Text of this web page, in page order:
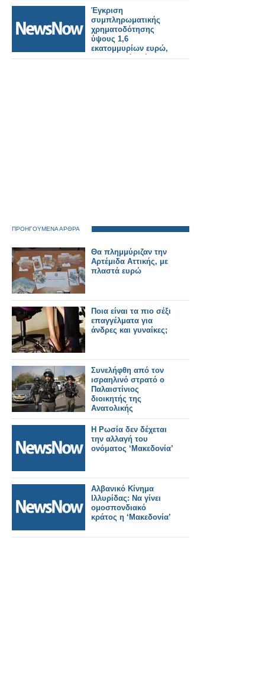
Έγκριση
συμπληρωματικής
χρηματοδότησης
ύψους 1,6
εκατομμυρίων ευρώ,
για το μεγάλο έργο
ΠΡΟΗΓΟΥΜΕΝΑ ΑΡΘΡΑ
Θα πλημμύριζαν την
Αρτέμιδα Αττικής, με
πλαστά ευρώ
Ποια είναι τα πιο σέξι
επαγγέλματα για
άνδρες και γυναίκες;
Συνελήφθη από τον
ισραηλινό στρατό ο
Παλαιστίνιος
διοικητής της
Ανατολικής
Ιερουσαλήμ
Η Ρωσία δεν δέχεται
την αλλαγή του
ονόματος ‘Μακεδονία’
Αλβανικό Κίνημα
Ιλλυρίδας: Να γίνει
ομοσπονδιακό
κράτος η ‘Μακεδονία’